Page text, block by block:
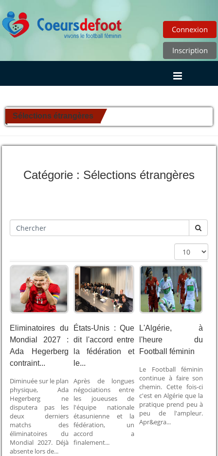
Connexion
Inscription
Sélections étrangères
Catégorie : Sélections étrangères
Eliminatoires du
Mondial 2027 :
Ada Hegerberg
contraint...
Diminuée sur le plan
physique, Ada
Hegerberg ne
disputera pas les
deux derniers
matchs des
éliminatoires du
Mondial 2027. Déjà
absente lors de...
États-Unis : Que
dit l'accord entre
la fédération et
le...
Après de longues
négociations entre
les joueuses de
l'équipe nationale
étasunienne et la
fédération, un
accord a
finalement...
L'Algérie, à
l'heure du
Football féminin
Le Football féminin
continue à faire son
chemin. Cette fois-ci
c'est en Algérie que la
pratique prend peu à
peu de l'ampleur.
Apr&egra...